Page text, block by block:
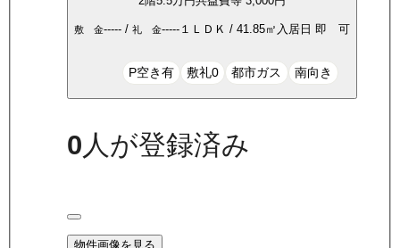
敷 金----- /礼 金----- １ＬＤＫ /41.85㎡ 入居日即 可
P空き有 敷礼0 都市ガス 南向き
0人が登録済み
物件画像を見る